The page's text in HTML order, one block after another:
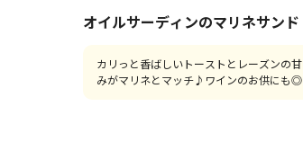
オイルサーディンのマリネサンド
カリっと香ばしいトーストとレーズンの甘
みがマリネとマッチ♪ワインのお供にも◎